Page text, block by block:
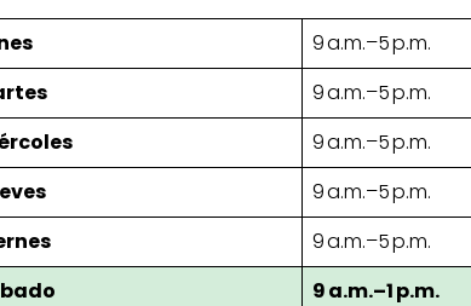
9 a.m.–5 p.m.
9 a.m.–5 p.m.
9 a.m.–5 p.m.
9 a.m.–5 p.m.
9 a.m.–5 p.m.
9 a.m.–1 p.m.